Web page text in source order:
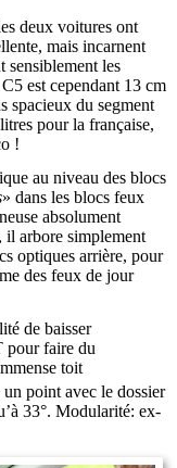
deux voitures ont
mais incarnent
sensiblement les
est cependant 13 cm
spacieux du segment
pour la française,
!
au niveau des blocs
» dans les blocs feux
absolument
il arbore simplement
optiques arrière, pour
des feux de jour
de baisser
pour faire du
toit
point avec le dossier
33°. Modularité: ex-